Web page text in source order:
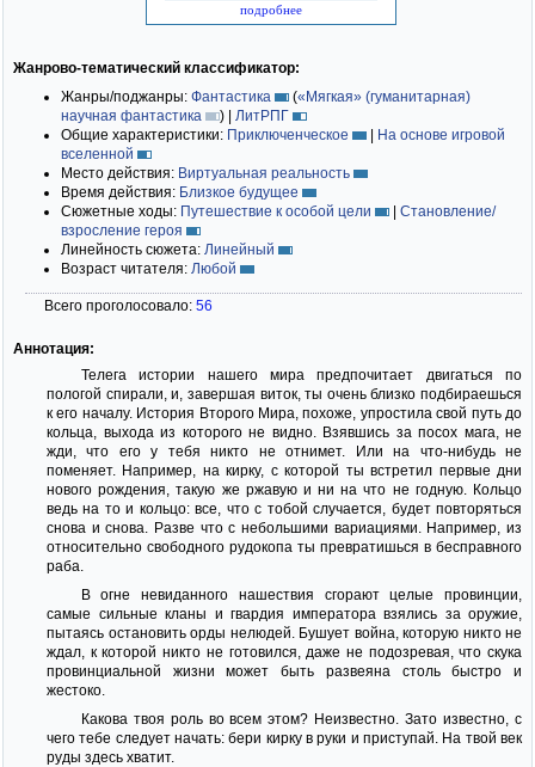
подробнее
Жанрово-тематический классификатор:
Жанры/поджанры: Фантастика («Мягкая» (гуманитарная)
научная фантастика
) | ЛитРПГ
Общие характеристики: Приключенческое | На основе игровой
вселенной
Место действия: Виртуальная реальность
Время действия: Близкое будущее
Сюжетные ходы: Путешествие к особой цели | Становление/
взросление героя
Линейность сюжета: Линейный
Возраст читателя: Любой
Всего проголосовало: 56
Аннотация:
Телега истории нашего мира предпочитает двигаться по
пологой спирали, и, завершая виток, ты очень близко подбираешься
к его началу. История Второго Мира, похоже, упростила свой путь до
кольца, выхода из которого не видно. Взявшись за посох мага, не
жди, что его у тебя никто не отнимет. Или на что-нибудь не
поменяет. Например, на кирку, с которой ты встретил первые дни
нового рождения, такую же ржавую и ни на что не годную. Кольцо
ведь на то и кольцо: все, что с тобой случается, будет повторяться
снова и снова. Разве что с небольшими вариациями. Например, из
относительно свободного рудокопа ты превратишься в бесправного
раба.
В огне невиданного нашествия сгорают целые провинции,
самые сильные кланы и гвардия императора взялись за оружие,
пытаясь остановить орды нелюдей. Бушует война, которую никто не
ждал, к которой никто не готовился, даже не подозревая, что скука
провинциальной жизни может быть развеяна столь быстро и
жестоко.
Какова твоя роль во всем этом? Неизвестно. Зато известно, с
чего тебе следует начать: бери кирку в руки и приступай. На твой век
руды здесь хватит.